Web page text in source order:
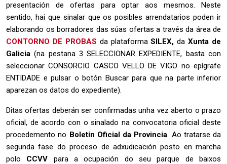
presentación de ofertas para optar aos mesmos. Neste
sentido, hai que sinalar que os posibles arrendatarios poden ir
elaborando os borradores das súas ofertas a través da área de
CONTORNO DE PROBAS da plataformaSILEX,daXunta de
Galicia (na pestana 3 SELECCIONAR EXPEDIENTE, basta con
seleccionar CONSORCIO CASCO VELLO DE VIGO no epígrafe
ENTIDADE e pulsar o botón Buscar para que na parte inferior
aparezan os datos do expediente).
Ditas ofertas deberán ser confirmadas unha vez aberto o prazo
oficial, de acordo con o sinalado na convocatoria oficial deste
procedemento no Boletín Oficial da Provincia. Ao tratarse da
segunda fase do proceso de adxudicación posto en marcha
polo CCVV para a ocupación do seu parque de baixos